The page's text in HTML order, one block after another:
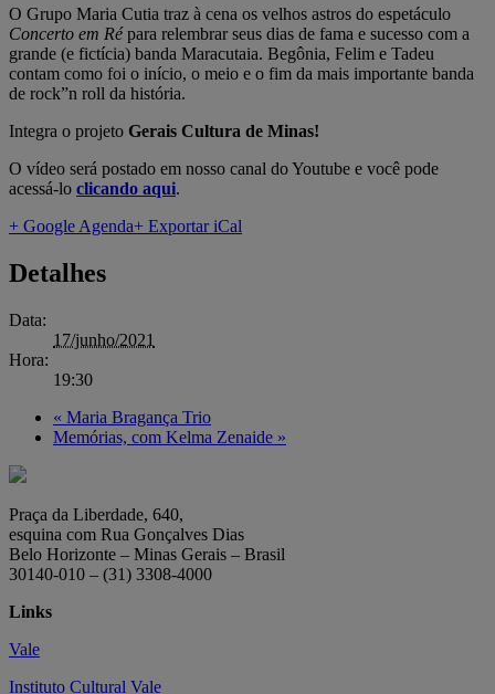
O Grupo Maria Cutia traz à cena os velhos astros do espetáculo
Concerto em Répara relembrar seus dias de fama e sucesso com a
grande (e fictícia) banda Maracutaia. Begônia, Felim e Tadeu
contam como foi o início, o meio e o fim da mais importante banda
de rock”n roll da história.
Integra o projeto Gerais Cultura de Minas!
O vídeo será postado em nosso canal do Youtube e você pode
acessá-lo clicando aqui.
+ Google Agenda+ Exportar iCal
Detalhes
Data:
17/junho/2021
Hora:
19:30
« Maria Bragança Trio
Memórias, com Kelma Zenaide »
Praça da Liberdade, 640,
esquina com Rua Gonçalves Dias
Belo Horizonte – Minas Gerais – Brasil
30140-010 – (31) 3308-4000
Links
Vale
Instituto Cultural Vale